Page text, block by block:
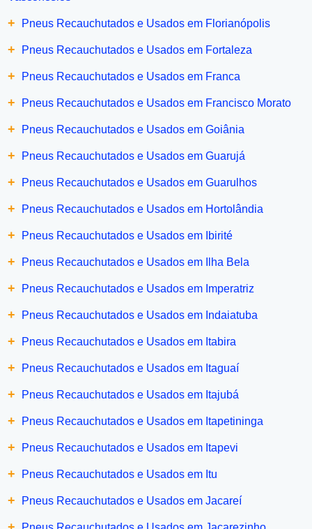
+ Pneus Recauchutados e Usados em Florianópolis
+ Pneus Recauchutados e Usados em Fortaleza
+ Pneus Recauchutados e Usados em Franca
+ Pneus Recauchutados e Usados em Francisco Morato
+ Pneus Recauchutados e Usados em Goiânia
+ Pneus Recauchutados e Usados em Guarujá
+ Pneus Recauchutados e Usados em Guarulhos
+ Pneus Recauchutados e Usados em Hortolândia
+ Pneus Recauchutados e Usados em Ibirité
+ Pneus Recauchutados e Usados em Ilha Bela
+ Pneus Recauchutados e Usados em Imperatriz
+ Pneus Recauchutados e Usados em Indaiatuba
+ Pneus Recauchutados e Usados em Itabira
+ Pneus Recauchutados e Usados em Itaguaí
+ Pneus Recauchutados e Usados em Itajubá
+ Pneus Recauchutados e Usados em Itapetininga
+ Pneus Recauchutados e Usados em Itapevi
+ Pneus Recauchutados e Usados em Itu
+ Pneus Recauchutados e Usados em Jacareí